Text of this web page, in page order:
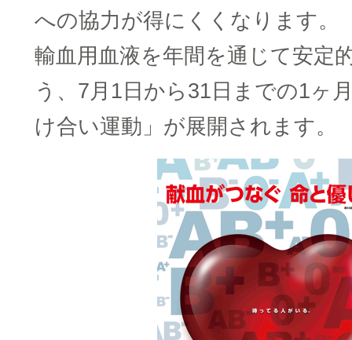
への協力が得にくくなります。
輸血用血液を年間を通じて安定
う、7月1日から31日までの1ヶ
け合い運動」が展開されます。